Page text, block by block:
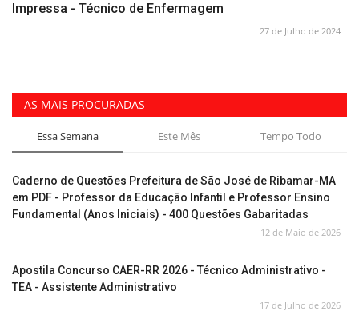
Impressa - Técnico de Enfermagem
27 de Julho de 2024
AS MAIS PROCURADAS
Essa Semana Este Mês Tempo Todo
Caderno de Questões Prefeitura de São José de Ribamar-MA
em PDF - Professor da Educação Infantil e Professor Ensino
Fundamental (Anos Iniciais) - 400 Questões Gabaritadas
12 de Maio de 2026
Apostila Concurso CAER-RR 2026 - Técnico Administrativo -
TEA - Assistente Administrativo
17 de Julho de 2026